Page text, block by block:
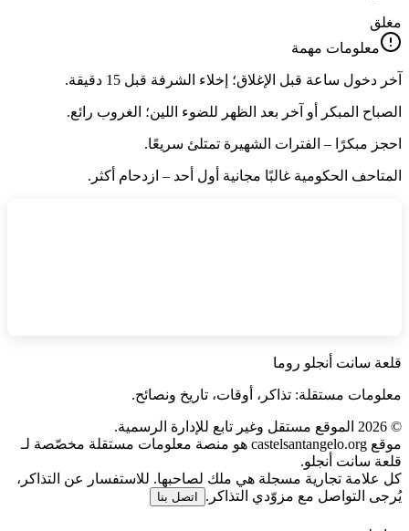
مغلق
معلومات مهمة
آخر دخول ساعة قبل الإغلاق؛ إخلاء الشرفة قبل 15 دقيقة.
الصباح المبكر أو آخر بعد الظهر للضوء اللين؛ الغروب رائع.
احجز مبكرًا – الفترات الشهيرة تمتلئ سريعًا.
المتاحف الحكومية غالبًا مجانية أول أحد – ازدحام أكثر.
قلعة سانت أنجلو روما
معلومات مستقلة: تذاكر، أوقات، تاريخ ونصائح.
©
2026 الموقع مستقل وغير تابع للإدارة الرسمية.
موقع castelsantangelo.org هو منصة معلومات مستقلة مخصّصة لـ
قلعة سانت أنجلو.
كل علامة تجارية مسجلة هي ملك لصاحبها. للاستفسار عن التذاكر،
يُرجى التواصل مع مزوّدي التذاكر.
اتصل بنا